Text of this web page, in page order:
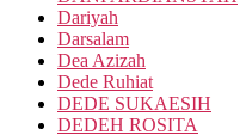
Dariyah
Darsalam
Dea Azizah
Dede Ruhiat
DEDE SUKAESIH
DEDEH ROSITA